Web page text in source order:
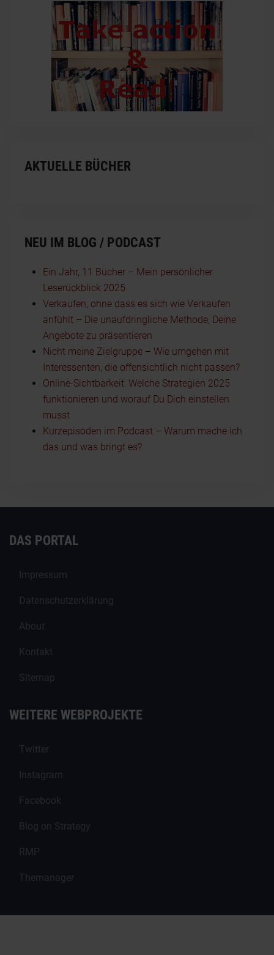
AKTUELLE BÜCHER
NEU IM BLOG / PODCAST
Ein Jahr, 11 Bücher – Mein persönlicher
Leserückblick 2025
Verkaufen, ohne dass es sich wie Verkaufen
anfühlt – Die unaufdringliche Methode, Deine
Angebote zu präsentieren
Nicht meine Zielgruppe – Wie umgehen mit
Interessenten, die offensichtlich nicht passen?
Online-Sichtbarkeit: Welche Strategien 2025
funktionieren und worauf Du Dich einstellen
musst
Kurzepisoden im Podcast – Warum mache ich
das und was bringt es?
DAS PORTAL
Impressum
Datenschutzerklärung
About
Kontakt
Sitemap
WEITERE WEBPROJEKTE
Twitter
Instagram
Facebook
Blog on Strategy
RMP
Themanager